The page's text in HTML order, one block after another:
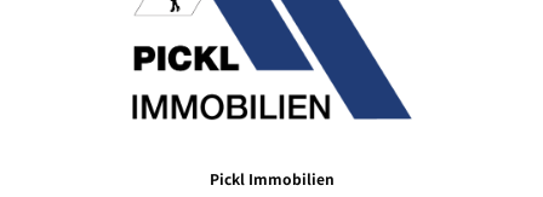
Pickl Immobilien